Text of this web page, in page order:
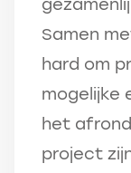
Samen
hard om
mogelijke
het
project